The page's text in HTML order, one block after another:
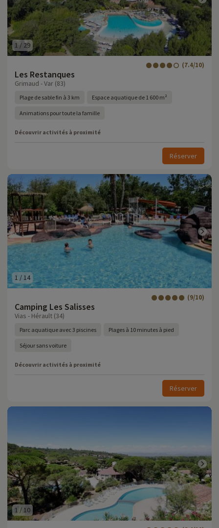
1 / 29
Les Restanques
(7.4/10)
Grimaud - Var (83)
Plage de sable fin à 3 km Espace aquatique de 1 600 m²
Animations pour toute la famille
Découvrir activités à proximité
Réserver
1 /14
Camping Les Salisses
(9/10)
Vias - Hérault (34)
Parc aquatique avec 3 piscines Plages à 10 minutes à pied
Séjour sans voiture
Découvrir activités à proximité
Réserver
1 /10